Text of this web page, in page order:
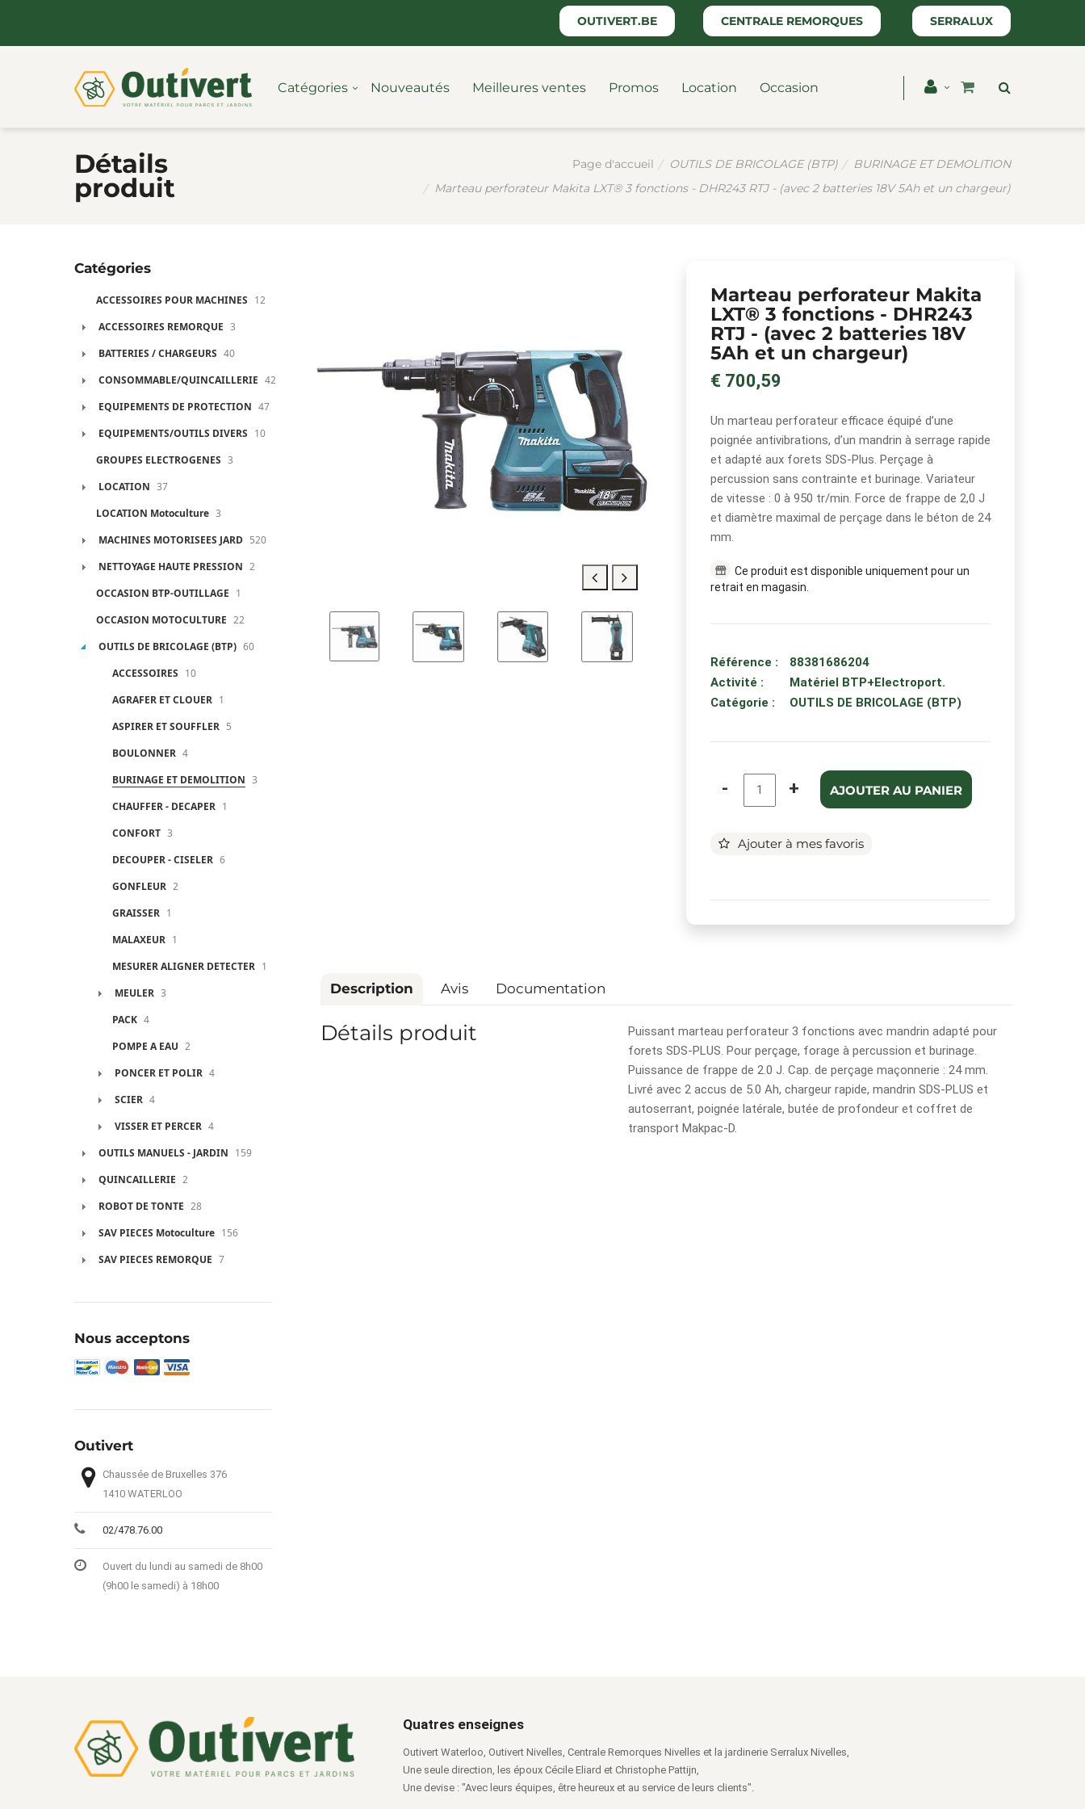
OUTIVERT.BE CENTRALE REMORQUES SERRALUX
Catégories Nouveautés Meilleures ventes Promos Location Occasion
Détails
produit
Page d'accueil OUTILS DE BRICOLAGE (BTP)
BURINAGE ET DEMOLITION
Marteau perforateur Makita LXT® 3 fonctions - DHR243 RTJ - (avec 2 batteries 18V 5Ah et un chargeur)
Marteau perforateur Makita
LXT® 3 fonctions - DHR243
RTJ - (avec 2 batteries 18V
5Ah et un chargeur)
€ 700,59
Un marteau perforateur efficace équipé d’une
poignée antivibrations, d’un mandrin à serrage rapide
et adapté aux forets SDS-Plus. Perçage à
percussion sans contrainte et burinage. Variateur
de vitesse : 0 à 950 tr/min. Force de frappe de 2,0 J
et diamètre maximal de perçage dans le béton de 24
mm.
Ce produit est disponible uniquement pour un
retrait en magasin.
Référence :
88381686204
Activité :
Matériel BTP+Electroport.
Catégorie :
OUTILS DE BRICOLAGE (BTP)
- + AJOUTER AU PANIER
Ajouter à mes favoris
Description Avis Documentation
Détails produit
Puissant marteau perforateur 3 fonctions avec mandrin adapté pour
forets SDS-PLUS. Pour perçage, forage à percussion et burinage.
Puissance de frappe de 2.0 J. Cap. de perçage maçonnerie : 24 mm.
Livré avec 2 accus de 5.0 Ah, chargeur rapide, mandrin SDS-PLUS et
autoserrant, poignée latérale, butée de profondeur et coffret de
transport Makpac-D.
Catégories
ACCESSOIRES POUR MACHINES 12
ACCESSOIRES REMORQUE 3
BATTERIES / CHARGEURS 40
CONSOMMABLE/QUINCAILLERIE 42
EQUIPEMENTS DE PROTECTION 47
EQUIPEMENTS/OUTILS DIVERS 10
GROUPES ELECTROGENES 3
LOCATION 37
LOCATION Motoculture 3
MACHINES MOTORISEES JARD 520
NETTOYAGE HAUTE PRESSION 2
OCCASION BTP-OUTILLAGE 1
OCCASION MOTOCULTURE 22
OUTILS DE BRICOLAGE (BTP) 60
ACCESSOIRES 10
AGRAFER ET CLOUER 1
ASPIRER ET SOUFFLER 5
BOULONNER 4
BURINAGE ET DEMOLITION 3
CHAUFFER - DECAPER 1
CONFORT 3
DECOUPER - CISELER 6
GONFLEUR 2
GRAISSER 1
MALAXEUR 1
MESURER ALIGNER DETECTER 1
MEULER 3
PACK 4
POMPE A EAU 2
PONCER ET POLIR 4
SCIER 4
VISSER ET PERCER 4
OUTILS MANUELS - JARDIN 159
QUINCAILLERIE 2
ROBOT DE TONTE 28
SAV PIECES Motoculture 156
SAV PIECES REMORQUE 7
Nous acceptons
Outivert
Chaussée de Bruxelles 376
1410 WATERLOO
02/478.76.00
Ouvert du lundi au samedi de 8h00
(9h00 le samedi) à 18h00
Quatres enseignes
Outivert Waterloo, Outivert Nivelles, Centrale Remorques Nivelles et la jardinerie Serralux Nivelles,
Une seule direction, les époux Cécile Eliard et Christophe Pattijn,
Une devise : "Avec leurs équipes, être heureux et au service de leurs clients".